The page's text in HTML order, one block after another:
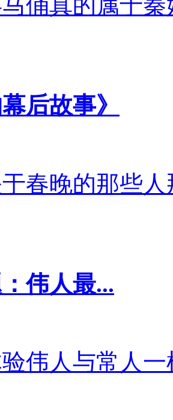
后故事》
春晚的那些
伟人最...
伟人与常人